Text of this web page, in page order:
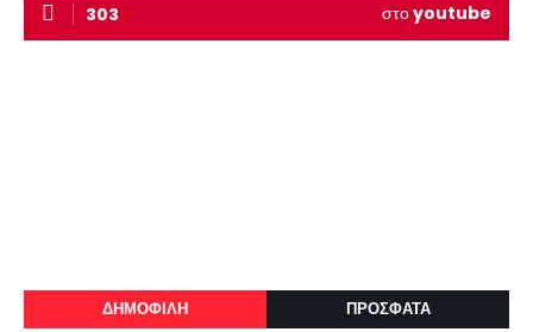
303 στοyoutube
ΔΗΜΟΦΙΛΗ ΠΡΟΣΦΑΤΑ